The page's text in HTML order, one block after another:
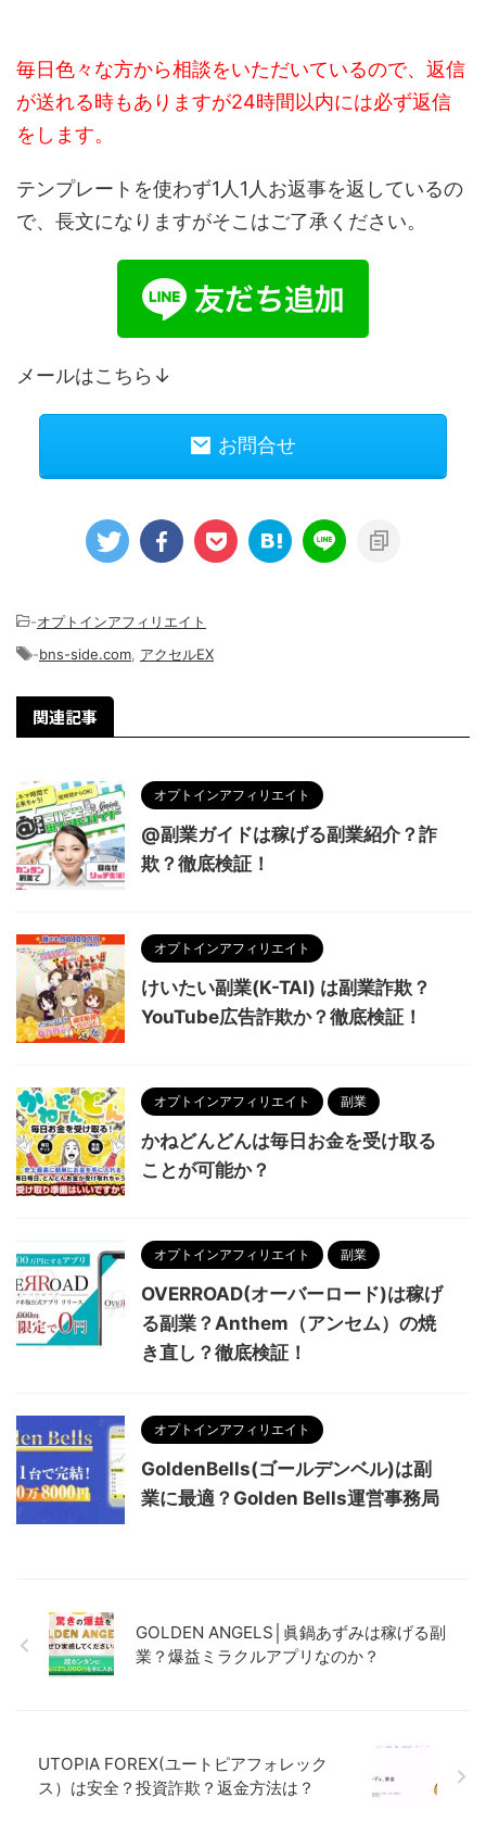
毎日色々な方から相談をいただいているので、返信
が送れる時もありますが24時間以内には必ず返信
をします。
テンプレートを使わず1人1人お返事を返しているの
で、長文になりますがそこはご了承ください。
メールはこちら↓
お問合せ
-オプトインアフィリエイト
-bns-side.com アクセルEX
関連記事
オプトインアフィリエイト
@副業ガイドは稼げる副業紹介？詐
欺？徹底検証！
オプトインアフィリエイト
けいたい副業(K-TAI) は副業詐欺？
YouTube広告詐欺か？徹底検証！
オプトインアフィリエイト 副業
かねどんどんは毎日お金を受け取る
ことが可能か？
オプトインアフィリエイト 副業
OVERROAD(オーバーロード)は稼げ
る副業？Anthem（アンセム）の焼
き直し？徹底検証！
オプトインアフィリエイト
GoldenBells(ゴールデンベル)は副
業に最適？Golden Bells運営事務局
GOLDEN ANGELS│眞鍋あずみは稼げる副
業？爆益ミラクルアプリなのか？
UTOPIA FOREX(ユートピアフォレック
ス）は安全？投資詐欺？返金方法は？